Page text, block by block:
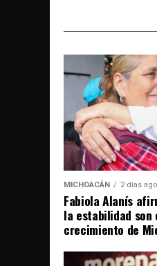
MICHOACÁN 2 días ago
Fabiola Alanís
la estabilidad son
crecimiento de